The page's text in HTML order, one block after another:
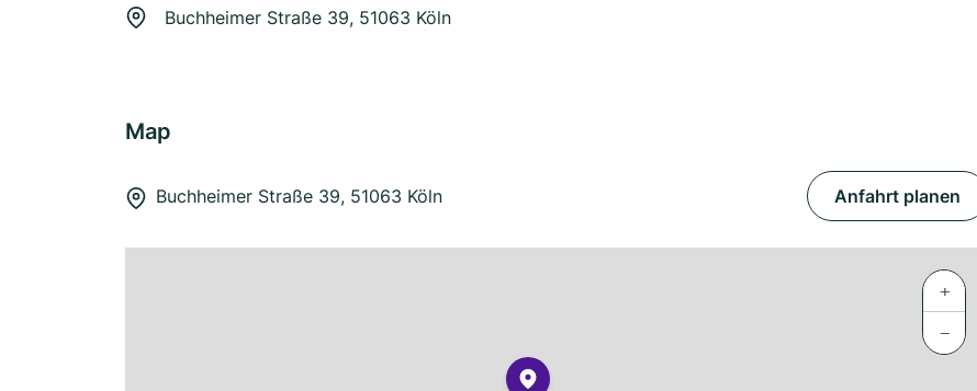
Buchheimer Straße 39, 51063 Köln
Map
Buchheimer Straße 39, 51063 Köln Anfahrt planen
+
−